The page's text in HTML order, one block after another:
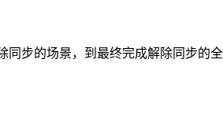
同步的场景，到最终完成解除同步的